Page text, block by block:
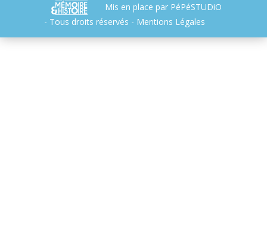
Mis en place par PéPéSTUDiO
- Tous droits réservés - Mentions Légales